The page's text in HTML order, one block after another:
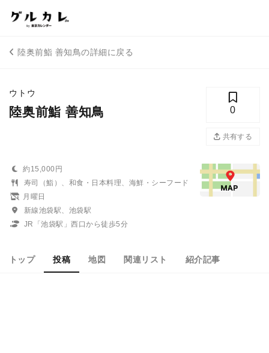
陸奥前鮨 善知鳥の詳細に戻る
ウトウ
陸奥前鮨 善知鳥 0
共有する
約15,000円
寿司（鮨）、和食・日本料理、海鮮・シーフード
月曜日
新線池袋駅、池袋駅
JR「池袋駅」西口から徒歩5分
トップ 投稿 地図 関連リスト 紹介記事